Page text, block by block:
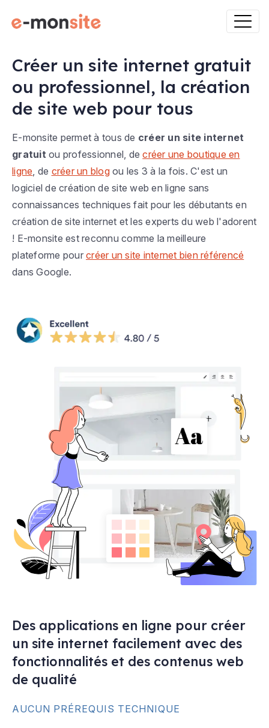
Créer un site internet gratuit
ou professionnel, la création
de site web pour tous
E-monsite permet à tous de créer un site internet
gratuit ou professionnel, decréer une boutique en
ligne , de créer un blogou les 3 à la fois. C'est un
logiciel de création de site web en ligne sans
connaissances techniques fait pour les débutants en
création de site internet et les experts du web l'adorent
! E-monsite est reconnu comme la meilleure
plateforme pour créer un site internet bien référencé
dans Google.
Des applications en ligne pour créer
un site internet facilement avec des
fonctionnalités et des contenus web
de qualité
AUCUN PRÉREQUIS TECHNIQUE